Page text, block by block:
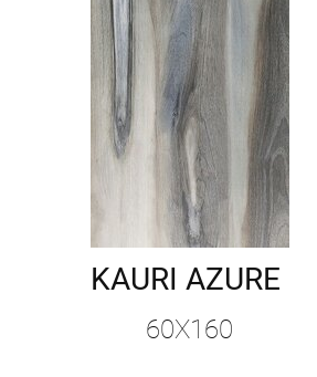
KAURI AZURE
60X160